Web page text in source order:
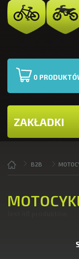
0
ZAKŁADKI
B2B